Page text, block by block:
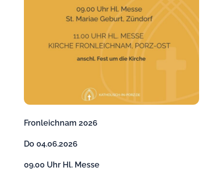
Fronleichnam 2026
Do 04.06.2026
09.00 Uhr Hl. Messe